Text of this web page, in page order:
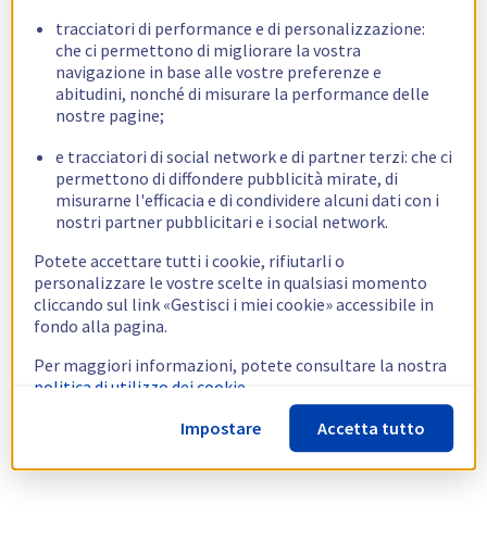
tracciatori di performance e di personalizzazione:
che ci permettono di migliorare la vostra
navigazione in base alle vostre preferenze e
abitudini, nonché di misurare la performance delle
nostre pagine;
e tracciatori di social network e di partner terzi: che ci
permettono di diffondere pubblicità mirate, di
misurarne l'efficacia e di condividere alcuni dati con i
nostri partner pubblicitari e i social network.
Potete accettare tutti i cookie, rifiutarli o
personalizzare le vostre scelte in qualsiasi momento
cliccando sul link «Gestisci i miei cookie» accessibile in
fondo alla pagina.
Per maggiori informazioni, potete consultare la nostra
politica di utilizzo dei cookie.
Impostare
Accetta tutto